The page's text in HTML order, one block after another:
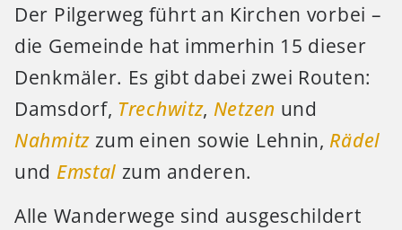
Der Pilgerweg führt an Kirchen vorbei –
die Gemeinde hat immerhin 15 dieser
Denkmäler. Es gibt dabei zwei Routen:
Damsdorf, Trechwitz, Netzen und
Nahmitzzum einen sowie Lehnin, Rädel
und Emstal zum anderen.
Alle Wanderwege sind ausgeschildert